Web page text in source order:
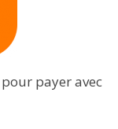
payer avec